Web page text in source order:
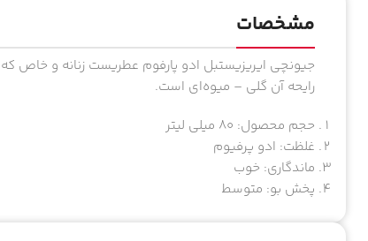
مشخصات
رایحه آن گلی – میوه‌ای است.
حجم محصول: ۸۰ میلی لیتر
غلظت: ادو پرفیوم
ماندگاری: خوب
پخش بو: متوسط